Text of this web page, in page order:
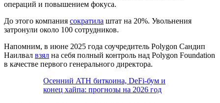
операций и повышением фокуса.
До этого компания сократила штат на 20%. Увольнения
затронули около 100 сотрудников.
Напомним, в июне 2025 года соучредитель Polygon Сандип
Наилвал взял на себя полный контроль над Polygon Foundation
в качестве первого генерального директора.
Осенний ATH биткоина, DeFi-бум и
конец хайпа: прогнозы на 2026 год